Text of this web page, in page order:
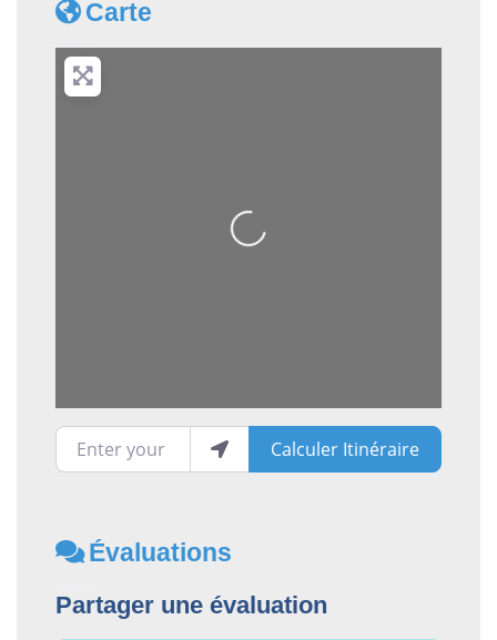
Carte
Loading...
Enter your location Calculer Itinéraire
Évaluations
Partager une évaluation